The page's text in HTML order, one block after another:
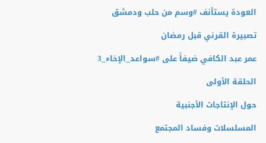
العودة يستأنف #وسم من حلب ودمشق
تصبيرة القرني قبل رمضان
عمر عبد الكافي ضيفاً على #سواعد_الإخاء_3
الحلقة الأولى
حول الإنتاجات الأجنبية
المسلسلات وفساد المجتمع